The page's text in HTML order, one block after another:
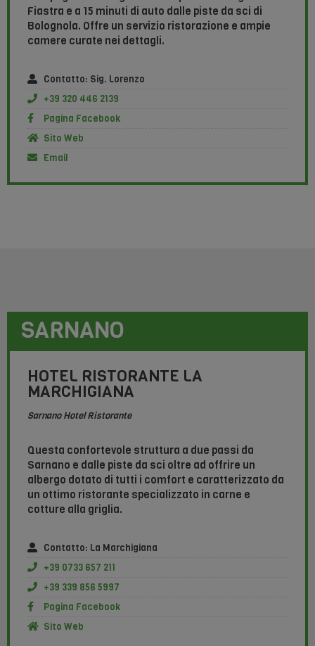
Fiastra e a 15 minuti di auto dalle piste da sci di
Bolognola. Offre un servizio ristorazione e ampie
camere curate nei dettagli.
Contatto: Sig. Lorenzo
+39 320 446 2139
Pagina Facebook
Sito Web
Email
SARNANO
HOTEL RISTORANTE LA
MARCHIGIANA
Sarnano Hotel Ristorante
Questa confortevole struttura a due passi da
Sarnano e dalle piste da sci oltre ad offrire un
albergo dotato di tutti i comfort e caratterizzato da
un ottimo ristorante specializzato in carne e
cotture alla griglia.
Contatto: La Marchigiana
+39 0733 657 211
+39 339 856 5997
Pagina Facebook
Sito Web